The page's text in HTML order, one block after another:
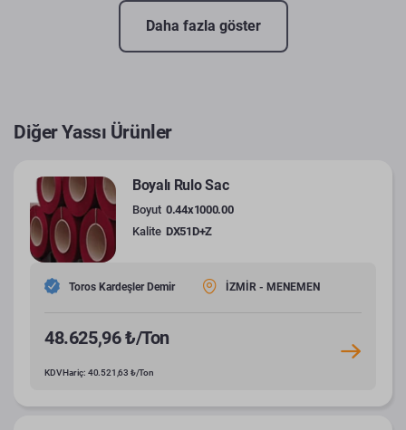
Daha fazla göster
Diğer Yassı Ürünler
Boyalı Rulo Sac
Boyut 0.44x1000.00
Kalite DX51D+Z
Toros Kardeşler Demir İZMİR - MENEMEN
48.625,96 ₺/Ton
KDV Hariç: 40.521,63 ₺/Ton